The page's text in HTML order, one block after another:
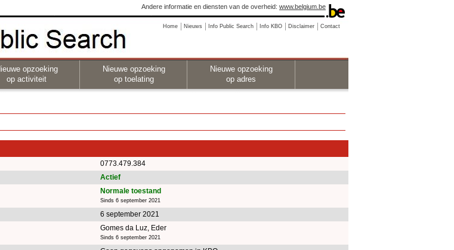
Andere informatie en diensten van de overheid: www.belgium.be
Home Nieuws Info Public Search Info KBO Disclaimer Contact
opzoeking
op activiteit
Nieuwe opzoeking
op toelating
Nieuwe opzoeking
op adres
0773.479.384
Actief
Normale toestand
Sinds 6 september 2021
6 september 2021
Gomes da Luz, Eder
Sinds 6 september 2021